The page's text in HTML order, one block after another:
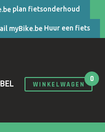
plan fietsonderhoud
Huur een fiets
BEL WINKELWAGEN
0